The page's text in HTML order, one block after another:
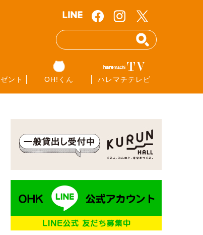
ント OH!くん ハレマチテレビ